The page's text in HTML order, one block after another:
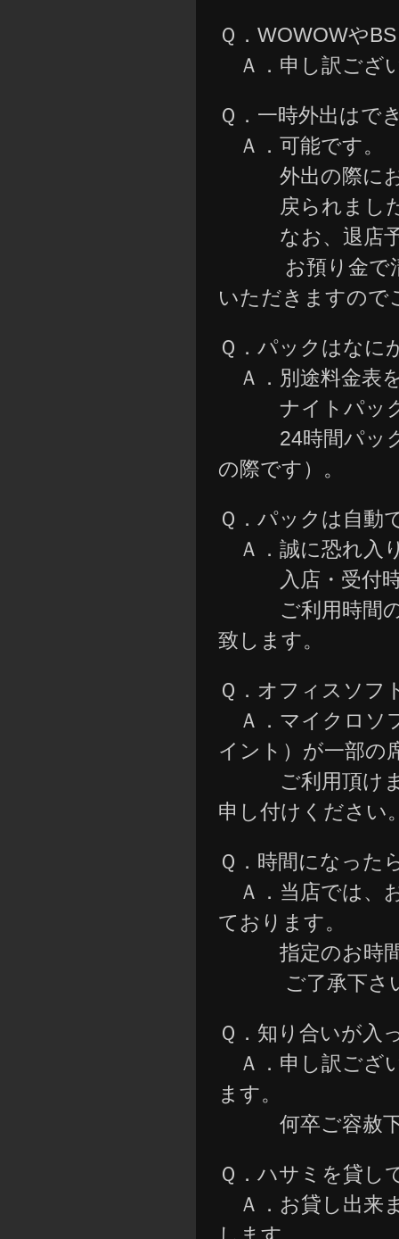
Ｑ．WOWOWや
Ａ．申し訳ござ
Ｑ．一時外出はで
Ａ．可能です。
外出の際にお預
戻られました
なお、退店予
お預り金で清
いただきますので
Ｑ．パックはなに
Ａ．別途料金表
ナイトパック
24時間パック
の際です）。
Ｑ．パックは自動
Ａ．誠に恐れ入
入店・受付時に
ご利用時間の目
致します。
Ｑ．オフィスソフ
Ａ．マイクロソ
イント）が一部の
ご利用頂けます
申し付けください
Ｑ．時間になった
Ａ．当店では、
ております。
指定のお時間
ご了承下
Ｑ．知り合いが入
Ａ．申し訳ござ
ます。
何卒ご容赦下
Ｑ．ハサミを貸し
Ａ．お貸し出来